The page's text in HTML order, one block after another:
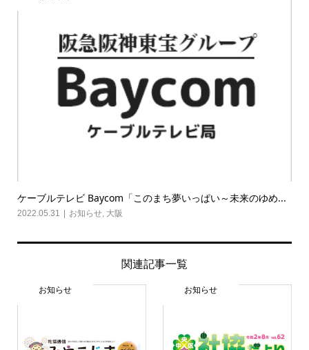
ケーブルテレビ Baycom「このまち夢いっぱい～未来のゆめ...
2022.05.31 お知らせ, 大阪
関連記事一覧
お知らせ お知らせ